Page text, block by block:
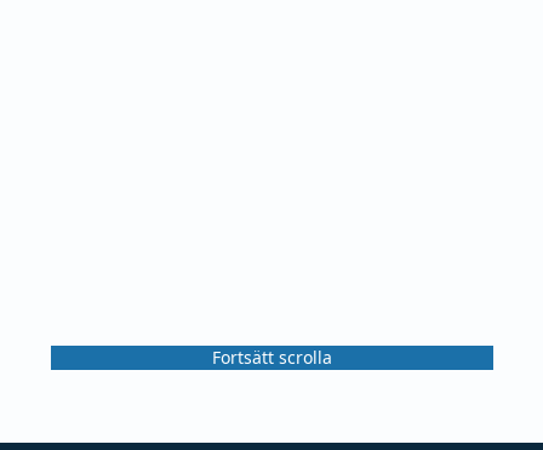
Fortsätt scrolla